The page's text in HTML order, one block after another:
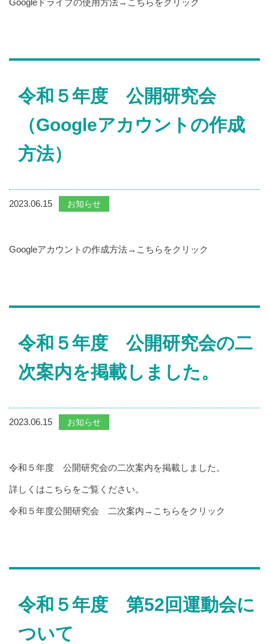
Googleドライブの使用方法→ こちらをクリック
令和５年度 公開研究会
（Googleアカウントの作成
方法）
2023.06.15 お知らせ
Googleアカウントの作成方法→ こちらをクリック
令和５年度 公開研究会の二
次案内を掲載しました。
2023.06.15 お知らせ
令和５年度 公開研究会の二次案内を掲載しました。
詳しくはこちらをご覧ください。
令和５年度公開研究会 二次案内→ こちらをクリック
令和５年度 第52回運動会に
ついて